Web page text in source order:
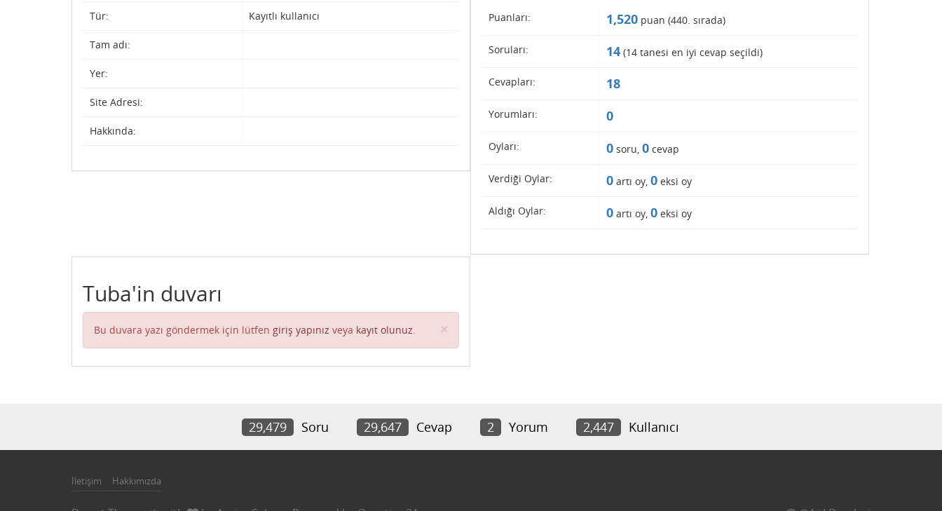
Tür: Kayıtlı kullanıcı
Tam adı:
Yer:
Site Adresi:
Hakkında:
Puanları: 1,520puan (440. sırada)
Soruları: 14(14tanesi en iyi cevap seçildi)
Cevapları: 18
Yorumları: 0
Oyları: 0soru, 0cevap
Verdiği Oylar: 0artı oy, 0eksi oy
Aldığı Oylar: 0artı oy, 0eksi oy
Tuba'in duvarı
Bu duvara yazı göndermek için lütfen giriş yapınız veya kayıt olunuz. ×
29,479 Soru 29,647 Cevap 2 Yorum 2,447 Kullanıcı
İletişim Hakkımızda